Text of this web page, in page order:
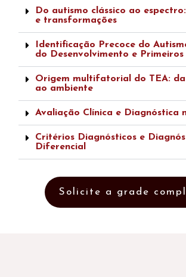
Do autismo clássico ao
e transformações
Identificação Precoce do
do Desenvolvimento e Primeiros
Origem multifatorial do TEA:
ao ambiente
Avaliação Clínica e Diagnóstica
Critérios Diagnósticos e
Diferencial
Solicite a grade